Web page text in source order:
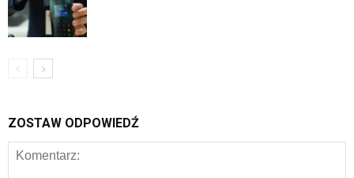
ZOSTAW ODPOWIEDŹ